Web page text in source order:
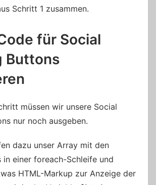
Schritt 1 zusammen.
für Social
Buttons
müssen wir unsere Social
nur noch ausgeben.
dazu unser Array mit den
in einer foreach-Schleife und
HTML-Markup zur Anzeige der